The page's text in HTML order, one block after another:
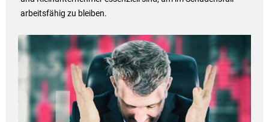
arbeitsfähig zu bleiben.